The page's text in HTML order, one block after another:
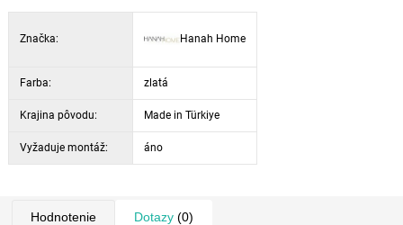
Značka: Hanah Home
Farba: zlatá
Krajina pôvodu: Made in Türkiye
Vyžaduje montáž: áno
Hodnotenie Dotazy(0)